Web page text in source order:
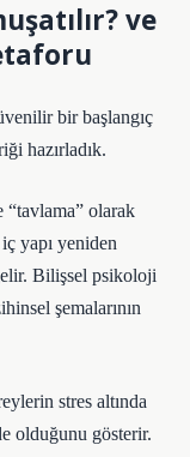
ve
bir başlangıç
hazırladık.
“tavlama” olarak
yapı yeniden
Bilişsel psikoloji
şemalarının
stres altında
olduğunu gösterir.